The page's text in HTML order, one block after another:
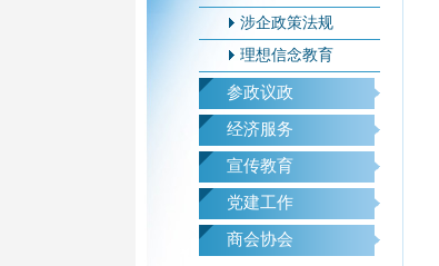
涉企政策法规
理想信念教育
参政议政
经济服务
宣传教育
党建工作
商会协会